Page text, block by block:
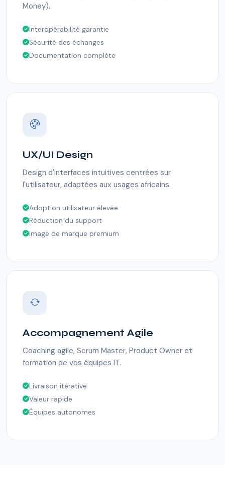
Money).
Interopérabilité garantie
Sécurité des échanges
Documentation complète
UX/UI Design
Design d'interfaces intuitives centrées sur
l'utilisateur, adaptées aux usages africains.
Adoption utilisateur élevée
Réduction du support
Image de marque premium
Accompagnement Agile
Coaching agile, Scrum Master, Product Owner et
formation de vos équipes IT.
Livraison itérative
Valeur rapide
Équipes autonomes